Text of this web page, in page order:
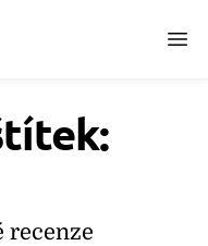
recenze